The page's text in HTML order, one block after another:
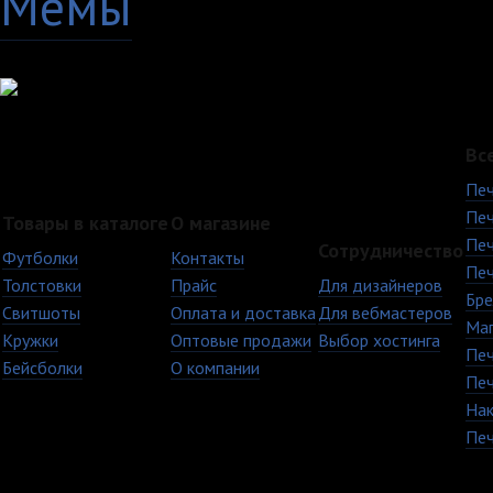
Товары в каталоге
Футболки
Толстовки
Свитшоты
Кружки
Бейсболки
О магазине
Контакты
Прайс
Оплата и доставка
Оптовые продажи
О компании
Сотрудничество
Для дизайнеров
Для вебмастеров
Выбор хостинга